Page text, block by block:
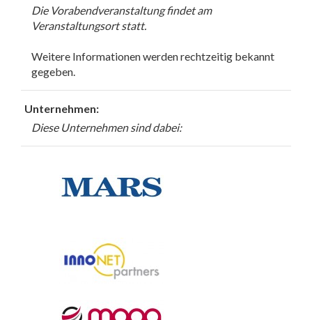
Die Vorabendveranstaltung findet am
Veranstaltungsort statt.
Weitere Informationen werden rechtzeitig bekannt
gegeben.
Unternehmen:
Diese Unternehmen sind dabei: